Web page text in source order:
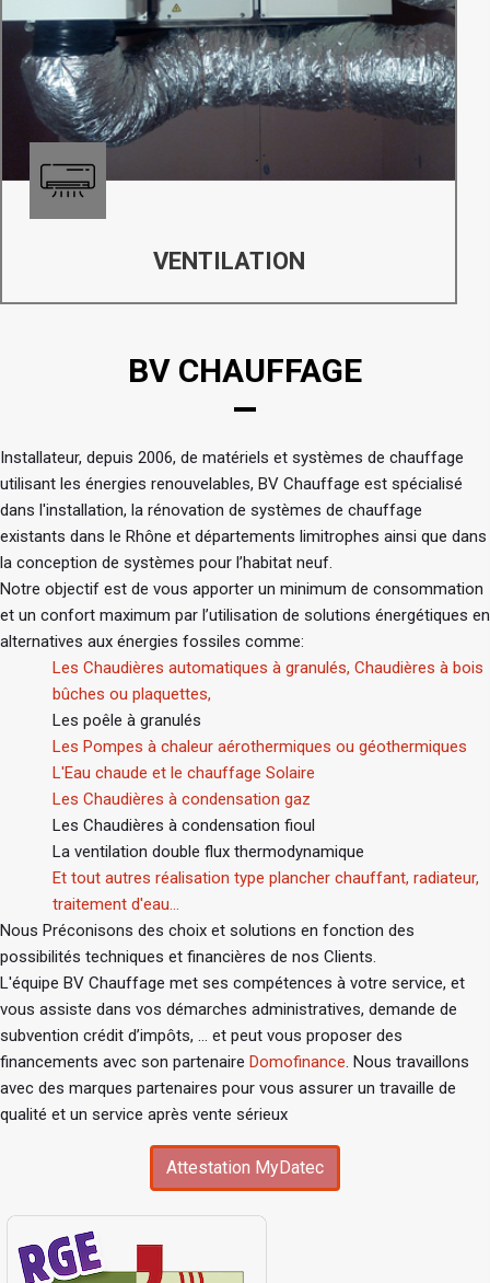
VENTILATION
BV CHAUFFAGE
Installateur, depuis 2006, de matériels et systèmes de chauffage
utilisant les énergies renouvelables, BV Chauffage est spécialisé
dans l'installation, la rénovation de systèmes de chauffage
existants dans le Rhône et départements limitrophes ainsi que dans
la conception de systèmes pour l’habitat neuf.
Notre objectif est de vous apporter un minimum de consommation
et un confort maximum par l’utilisation de solutions énergétiques en
alternatives aux énergies fossiles comme:
Les Chaudières automatiques à granulés, Chaudières à bois
bûches ou plaquettes,
Les poêle à granulés
Les Pompes à chaleur aérothermiques ou géothermiques
L'Eau chaude et le chauffage Solaire
Les Chaudières à condensation gaz
Les Chaudières à condensation fioul
La ventilation double flux thermodynamique
Et tout autres réalisation type plancher chauffant, radiateur,
traitement d'eau...
Nous Préconisons des choix et solutions en fonction des
possibilités techniques et financières de nos Clients.
L'équipe BV Chauffage met ses compétences à votre service, et
vous assiste dans vos démarches administratives, demande de
subvention crédit d’impôts, ... et peut vous proposer des
financements avec son partenaire Domofinance. Nous travaillons
avec des marques partenaires pour vous assurer un travaille de
qualité et un service après vente sérieux
Attestation MyDatec